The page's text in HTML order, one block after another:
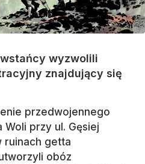
wyzwolili
znajdujący się
przedwojennego
przy ul. Gęsiej
ruinach getta
obóz